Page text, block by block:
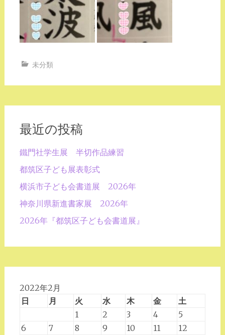
未分類
最近の投稿
鐵門社学生展 半切作品練習
都筑区子ども展表彰式
横浜市子ども会書道展 2026年
神奈川県新進書家展 2026年
2026年『都筑区子ども会書道展』
2022年2月
日
月 火 水 木 金
土
1
2 3 4
5
6
7 8 9 10 11
12